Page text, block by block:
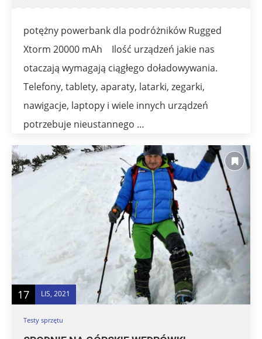
potężny powerbank dla podróżników Rugged
Xtorm 20000 mAh Ilość urządzeń jakie nas
otaczają wymagają ciągłego doładowywania.
Telefony, tablety, aparaty, latarki, zegarki,
nawigacje, laptopy i wiele innych urządzeń
potrzebuje nieustannego …
17 LIS, 2021
Testy sprzętu